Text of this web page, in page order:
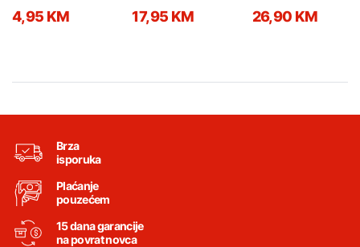
4,95 KM 17,95 KM 26,90 KM
Brza
isporuka
Plaćanje
pouzećem
15 dana garancije
na povrat novca